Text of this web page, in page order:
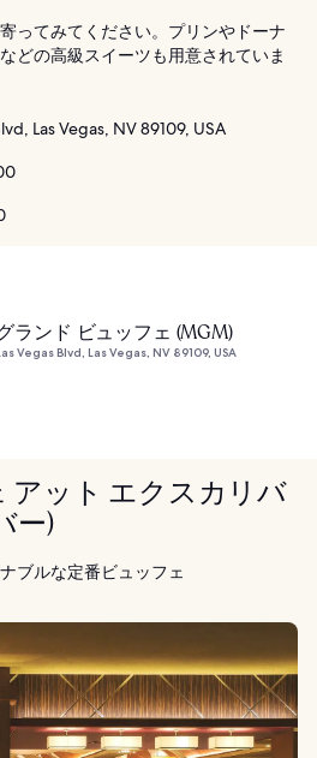
ってみてください。プリンやドーナ
どの高級スイーツも用意されていま
Las Vegas, NV 89109, USA
ランド ビュッフェ (MGM)
Vegas Blvd, Las Vegas, NV 89109, USA
アット エクスカリバ
ー)
ブルな定番ビュッフェ